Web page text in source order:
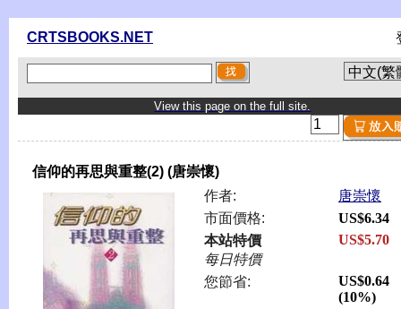
CRTSBOOKS.NET
View this page on the full site.
信仰的再思與重整(2) (唐崇懷)
作者:
唐崇懷
市面價格:
US$6.34
本站特價
每日特價
US$5.70
您節省:
US$0.64
(10%)